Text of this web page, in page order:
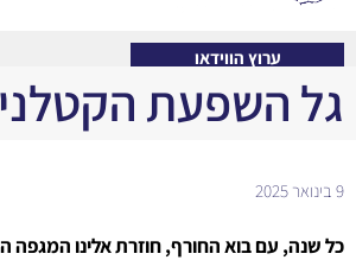
ערוץ הווידאו
גל השפעת הקטלני
9 בינואר 2025
כל שנה, עם בוא החורף, חוזרת אלינו